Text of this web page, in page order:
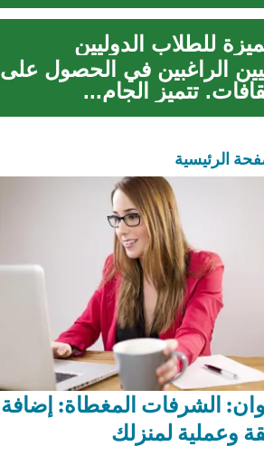
للطلاب الدوليين
الراغبين في الحصول على
تتميز الجام...
الرئيسية
الشرفات المغطاة: إضافة
وعملية لمنزلك